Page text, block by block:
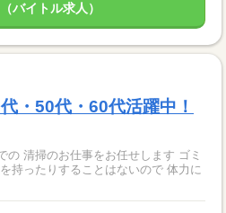
バイトル求人）
・50代・60代活躍中！
の 清掃のお仕事をお任せします ゴミ
持ったりすることはないので 体力に